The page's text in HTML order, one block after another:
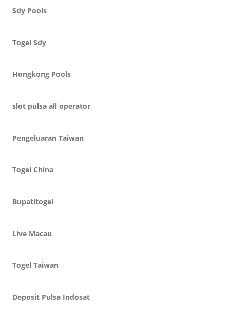
Sdy Pools
Togel Sdy
Hongkong Pools
slot pulsa all operator
Pengeluaran Taiwan
Togel China
Bupatitogel
Live Macau
Togel Taiwan
Deposit Pulsa Indosat